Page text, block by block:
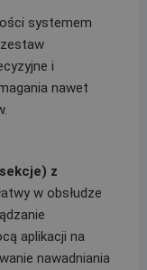
systemem
i
nawet
z
w obsłudze
aplikacji na
nawadniania